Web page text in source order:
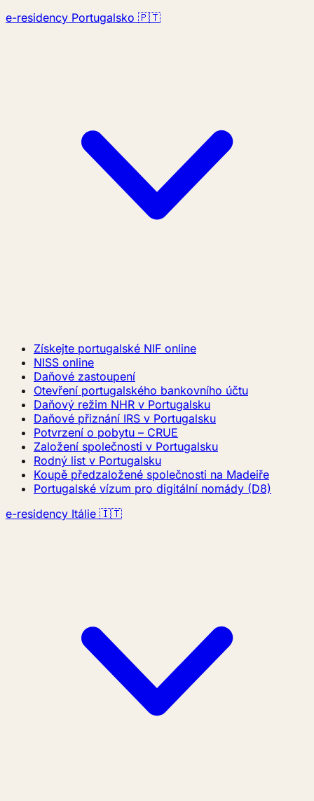
e-residency Portugalsko 🇵🇹
Získejte portugalské NIF online
NISS online
Daňové zastoupení
Otevření portugalského bankovního účtu
Daňový režim NHR v Portugalsku
Daňové přiznání IRS v Portugalsku
Potvrzení o pobytu – CRUE
Založení společnosti v Portugalsku
Rodný list v Portugalsku
Koupě předzaložené společnosti na Madeiře
Portugalské vízum pro digitální nomády (D8)
e-residency Itálie 🇮🇹